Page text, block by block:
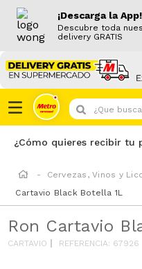
¡Descarga la App!
Descubre toda
delivery GRATIS
¿Que buscas
¿Cómo quieres recibir tu
Cervezas, Vinos y
Cartavio Black Botella 1L
Ron Cartavio
CARTAVIO REFERENCIA: 67926